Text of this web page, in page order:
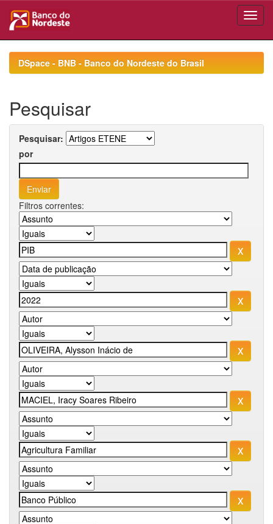
navigationDSpace - BNB - Banco do Nordeste do Brasil
Pesquisar
Pesquisar:
por
Filtros correntes: